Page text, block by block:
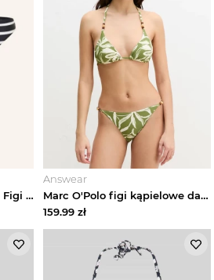
Marc O'polo Podstawowe Figi Bikini blau
Answear
Marc O'Polo figi kąpielowe damskie zielony
159.99 zł